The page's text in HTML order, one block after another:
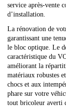
service après-vente
d’installation.
La rénovation de
garantissant une
le bloc optique. Le
caractéristique du
améliorant la
matériaux robustes
chocs et aux
phare sur votre
tout bricoleur averti